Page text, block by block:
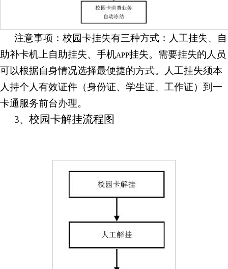
注意事项：校园卡挂失有三种方式：人工挂失、自
助补卡机上自助挂失、手机APP挂失。需要挂失的人员
可以根据自身情况选择最便捷的方式。人工挂失须本
人持个人有效证件（身份证、学生证、工作证）到一
卡通服务前台办理。
3、 校园卡解挂流程图